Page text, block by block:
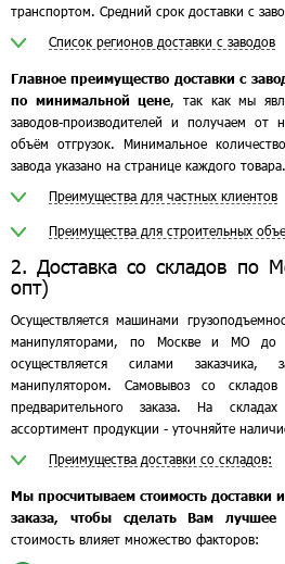
транспортом. Средний срок доставки с
Список регионов доставки с заводов
Главное преимущество доставки с
по минимальной цене, так как мы
заводов-производителей и получаем
объём отгрузок. Минимальное
завода указано на странице каждого товара.
Преимущества для частных клиентов
Преимущества для строительных
2. Доставка со складов по
опт)
Осуществляется машинами
манипуляторами, по Москве и МО
осуществляется силами заказчика,
манипулятором. Самовывоз со
предварительного заказа. На
ассортимент продукции - уточняйте
Преимущества доставки со складов:
Мы просчитываем стоимость доставки
заказа, чтобы сделать Вам лучшее
стоимость влияет множество факторов: